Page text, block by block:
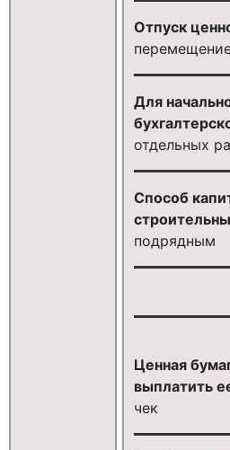
Отпуск
Для
отдельных
Способ
подрядным
Ценная
выплатить
чек